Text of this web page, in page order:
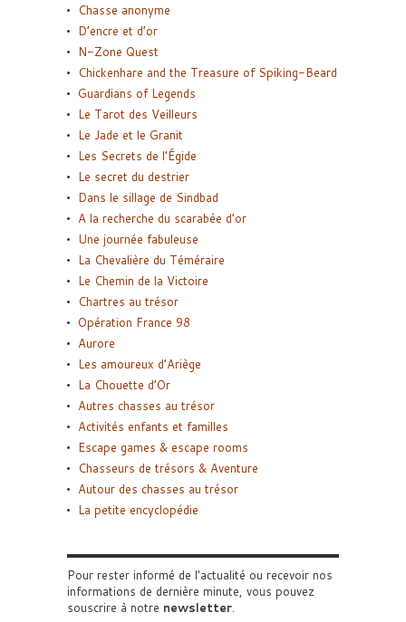
Chasse anonyme
D’encre et d’or
N-Zone Quest
Chickenhare and the Treasure of Spiking-Beard
Guardians of Legends
Le Tarot des Veilleurs
Le Jade et le Granit
Les Secrets de l’Égide
Le secret du destrier
Dans le sillage de Sindbad
A la recherche du scarabée d’or
Une journée fabuleuse
La Chevalière du Téméraire
Le Chemin de la Victoire
Chartres au trésor
Opération France 98
Aurore
Les amoureux d’Ariège
La Chouette d’Or
Autres chasses au trésor
Activités enfants et familles
Escape games & escape rooms
Chasseurs de trésors & Aventure
Autour des chasses au trésor
La petite encyclopédie
Pour rester informé de l'actualité ou recevoir nos
informations de dernière minute, vous pouvez
souscrire à notre newsletter.